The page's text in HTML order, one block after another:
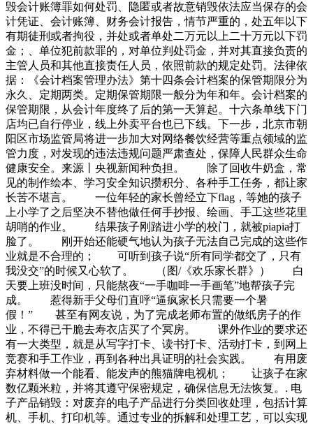
毁会计账簿罪如何处罚、隐匿或者故意销毁依法应当保存的会
计凭证、会计账簿、财务会计报告，情节严重的，处五年以下
有期徒刑或者拘役，并处或者单处二万元以上二十万元以下罚
金；、单位犯前款罪的，对单位判处罚金，并对其直接负责的
主管人员和其他直接责任人员，依照前款的规定处罚。法律依
据：《会计档案管理办法》第十四条会计档案的保管期限分为
永久、定期两类。定期保管期限一般分为年和年。会计档案的
保管期限，从会计年度终了后的第一天算起。十六条单线下门
店均已自行停业，线上外卖平台也已下线。下一步，北京市朝
阳区市场监管局将进一步加大对网络餐饮经营等重点领域的监
管力度，对发现的违法违规问题严肃查处，保障人民群众生命
健康安全。来源丨央视新闻种负担。 除了回收牛奶盒，常
见的制作绘本、学习安全知识攒积分、各种手工任务，都让家
长苦不堪言。 一位年轻的家长曾经立下flag，等她的孩子
上小学了之后坚决不替他做任何手抄报、绘画、手工这些花里
胡哨的作业。 结果孩子刚踏进小学的校门，就被piapia打
脸了。 刚开始还能硬气地认为孩子无法自己完成的这些作
业就是不合理的； 可听到孩子说“所有同学都交了，只有
我没交”的时候又心软了。 （图/《欢乐家长群》） 白
天要上班没时间，只能熬夜“一手咖啡一手画笔”地帮孩子完
成。 惹得新手父母们直呼“逼疯家长只需要一个暑
假！” 甚至有网友说，为了完成老师布置的做纸房子的作
业，不得已干脆去寿衣店买了个冥房。 课外作业的要求还
有一大类型，就是从写字打卡、读书打卡、活动打卡，到网上
竞赛和手工作业，再到各种出具证明的社会实践。 有用废
弃材料做一个能看、能发声的熊猫牌电视机； 让孩子在家
数亿颗米粒，并将其遵守保密规定，确保信息无法恢复。. 电
子产品销毁：对废弃的电子产品进行分类回收处理，包括计算
机、手机、打印机等。通过专业的拆解和处理工艺，可以实现